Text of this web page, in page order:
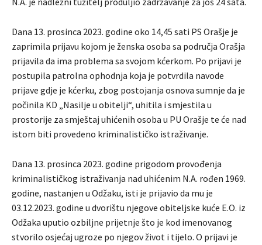
Dana 13. prosinca 2023. godine oko 14,45 sati PS Orašje je
zaprimila prijavu kojom je ženska osoba sa područja Orašja
prijavila da ima problema sa svojom kćerkom. Po prijavi je
postupila patrolna ophodnja koja je potvrdila navode
prijave gdje je kćerku, zbog postojanja osnova sumnje da je
počinila KD „Nasilje u obitelji“, uhitila i smjestila u
prostorije za smještaj uhićenih osoba u PU Orašje te će nad
istom biti provedeno kriminalističko istraživanje.
Dana 13. prosinca 2023. godine prigodom provođenja
kriminalističkog istraživanja nad uhićenim N.A. rođen 1969.
godine, nastanjen u Odžaku, isti je prijavio da mu je
03.12.2023. godine u dvorištu njegove obiteljske kuće E.O. iz
Odžaka uputio ozbiljne prijetnje što je kod imenovanog
stvorilo osjećaj ugroze po njegov život i tijelo. O prijavi je